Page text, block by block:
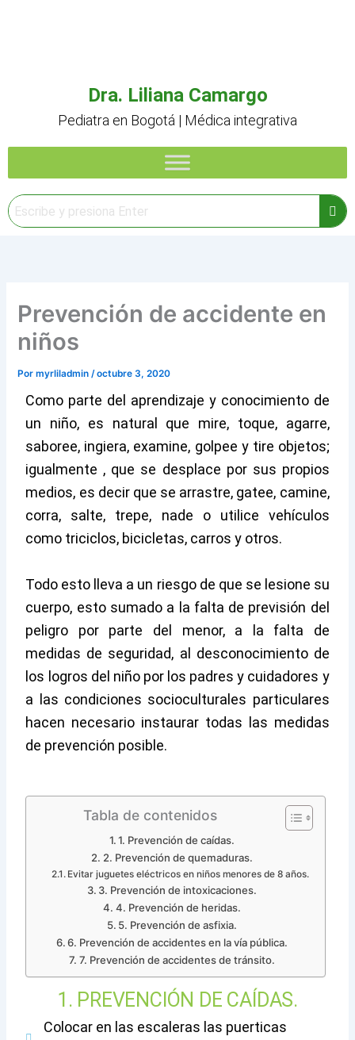
Dra. Liliana Camargo
Pediatra en Bogotá | Médica integrativa
Prevención de accidente en
niños
Pormyrliladmin/octubre 3, 2020
Como parte del aprendizaje y conocimiento de
un niño, es natural que mire, toque, agarre,
saboree, ingiera, examine, golpee y tire objetos;
igualmente , que se desplace por sus propios
medios, es decir que se arrastre, gatee, camine,
corra, salte, trepe, nade o utilice vehículos
como triciclos, bicicletas, carros y otros.
Todo esto lleva a un riesgo de que se lesione su
cuerpo, esto sumado a la falta de previsión del
peligro por parte del menor, a la falta de
medidas de seguridad, al desconocimiento de
los logros del niño por los padres y cuidadores y
a las condiciones socioculturales particulares
hacen necesario instaurar todas las medidas
de prevención posible.
Tabla de contenidos
1. Prevención de caídas.
2. Prevención de quemaduras.
Evitar juguetes eléctricos en niños menores de 8 años.
3. Prevención de intoxicaciones.
4. Prevención de heridas.
5. Prevención de asfixia.
6. Prevención de accidentes en la vía pública.
7. Prevención de accidentes de tránsito.
1. PREVENCIÓN DE CAÍDAS.
Colocar en las escaleras las puerticas